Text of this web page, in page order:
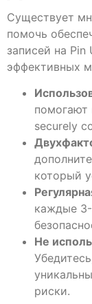
Существует
помочь
записей на
эффективных
помогают
securely
который
каждые
Не
риски.